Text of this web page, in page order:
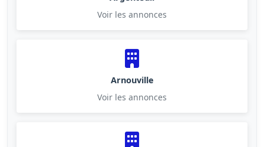
Voir les annonces
Arnouville
Voir les annonces